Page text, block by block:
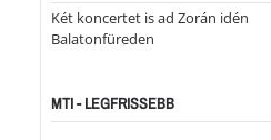
Két koncertet is ad Zorán idén
Balatonfüreden
MTI - LEGFRISSEBB